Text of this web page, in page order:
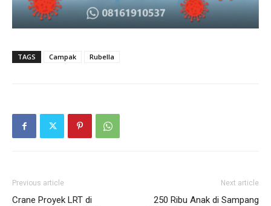
TAGS Campak Rubella
Previous article
Crane Proyek LRT di
Next article
250 Ribu Anak di Sampang